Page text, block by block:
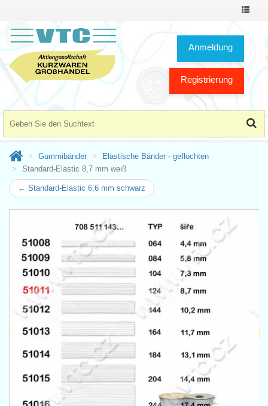
Toggle
Anmeldung
Registrierung
Gummibänder
Elastische Bänder - geflochten
Standard-Elastic 8,7 mm weiß
← Standard-Elastic 6,6 mm schwarz